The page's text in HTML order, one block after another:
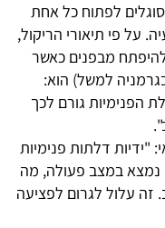
לפתוח כל אחת
על פי תיאורי הריקול,
מבפנים כאשר
למשל) הוא:
הפנימיות גורם לכך
"ידיות דלתות פנימיות
נמצא במצב פעולה, מה
עלול לגרום לפציעה